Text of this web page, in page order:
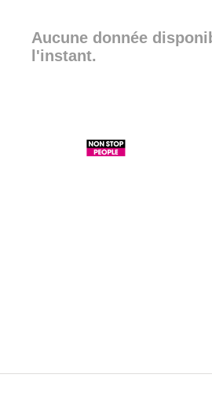
Aucune donnée
l'instant.